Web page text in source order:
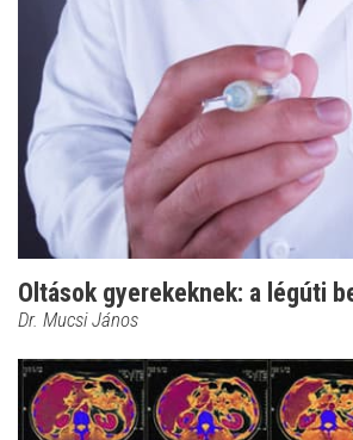
Oltások gyerekeknek: a légúti
Dr. Mucsi János